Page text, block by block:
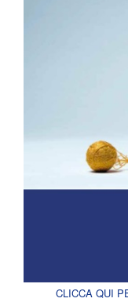
CLICCA QUI